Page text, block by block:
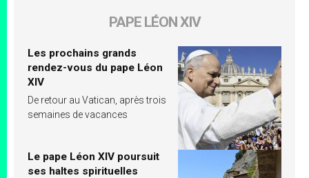
PAPE LÉON XIV
Les prochains grands
rendez-vous du pape Léon
XIV
De retour au Vatican, après trois
semaines de vacances
Le pape Léon XIV poursuit
ses haltes spirituelles